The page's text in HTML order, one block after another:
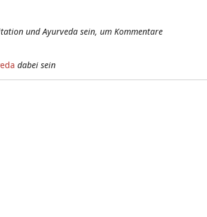
und Ayurveda sein, um Kommentare
dabei sein